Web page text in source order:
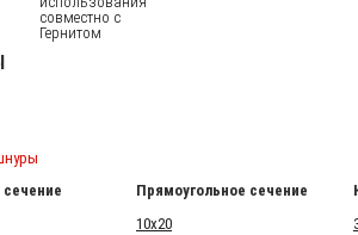
совместно с
Гернитом
сечение
Прямоугольное сечение
10x20